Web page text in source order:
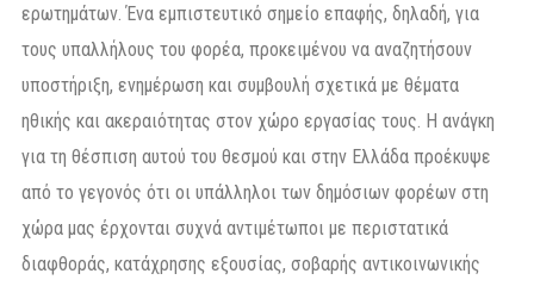
ερωτημάτων. Ένα εμπιστευτικό σημείο επαφής, δηλαδή, για
τους υπαλλήλους του φορέα, προκειμένου να αναζητήσουν
υποστήριξη, ενημέρωση και συμβουλή σχετικά με θέματα
ηθικής και ακεραιότητας στον χώρο εργασίας τους. Η ανάγκη
για τη θέσπιση αυτού του θεσμού και στην Ελλάδα προέκυψε
από το γεγονός ότι οι υπάλληλοι των δημόσιων φορέων στη
χώρα μας έρχονται συχνά αντιμέτωποι με περιστατικά
διαφθοράς, κατάχρησης εξουσίας, σοβαρής αντικοινωνικής